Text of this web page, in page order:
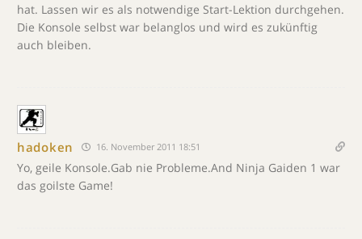
hat. Lassen wir es als notwendige Start-Lektion durchgehen.
Die Konsole selbst war belanglos und wird es zukünftig
auch bleiben.
hadoken 16. November 2011 18:51
Yo, geile Konsole.Gab nie Probleme.And Ninja Gaiden 1 war
das goilste Game!